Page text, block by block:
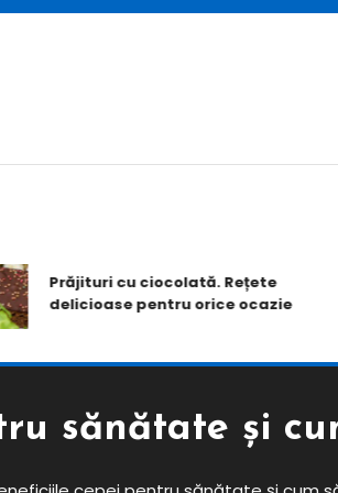
Prăjituri cu ciocolată. Rețete
delicioase pentru orice ocazie
sănătate și